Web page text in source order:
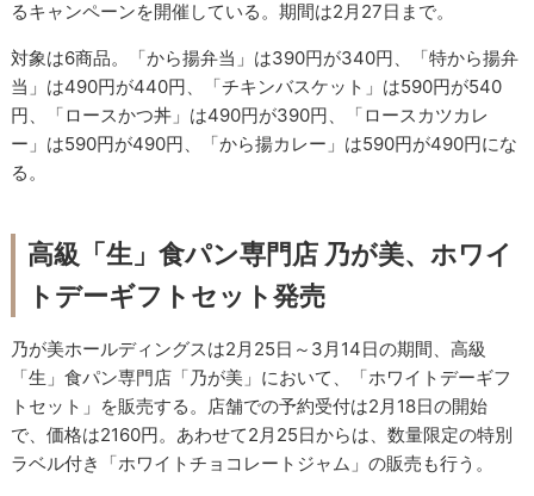
るキャンペーンを開催している。期間は2月27日まで。
対象は6商品。「から揚弁当」は390円が340円、「特から揚弁
当」は490円が440円、「チキンバスケット」は590円が540
円、「ロースかつ丼」は490円が390円、「ロースカツカレ
ー」は590円が490円、「から揚カレー」は590円が490円にな
る。
高級「生」食パン専門店 乃が美、ホワイ
トデーギフトセット発売
乃が美ホールディングスは2月25日～3月14日の期間、高級
「生」食パン専門店「乃が美」において、「ホワイトデーギフ
トセット」を販売する。店舗での予約受付は2月18日の開始
で、価格は2160円。あわせて2月25日からは、数量限定の特別
ラベル付き「ホワイトチョコレートジャム」の販売も行う。